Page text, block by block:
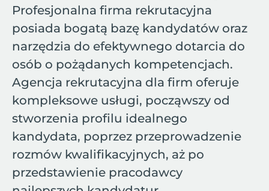
Profesjonalna firma rekrutacyjna
posiada bogatą bazę kandydatów oraz
narzędzia do efektywnego dotarcia do
osób o pożądanych kompetencjach.
Agencja rekrutacyjna dla firm oferuje
kompleksowe usługi, począwszy od
stworzenia profilu idealnego
kandydata, poprzez przeprowadzenie
rozmów kwalifikacyjnych, aż po
przedstawienie pracodawcy